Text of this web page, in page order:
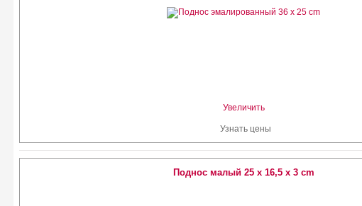
Увеличить
Узнать цены
Поднос малый 25 x 16,5 x 3 cm